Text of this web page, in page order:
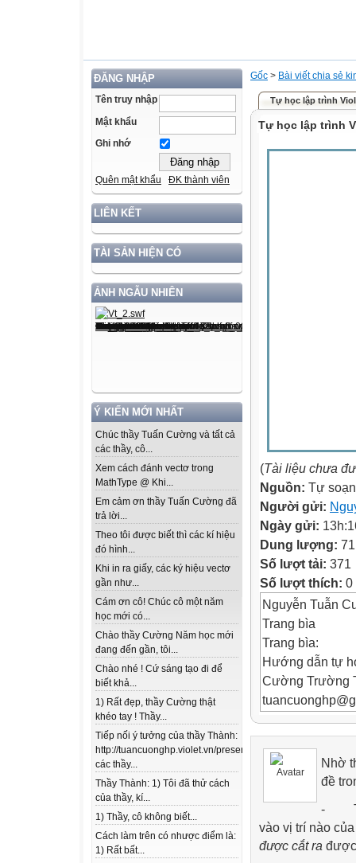
ĐĂNG NHẬP
Tên truy nhập
Mật khẩu
Ghi nhớ
Quên mật khẩu ĐK thành viên
LIÊN KẾT
TÀI SẢN HIỆN CÓ
ẢNH NGẪU NHIÊN
Ý KIẾN MỚI NHẤT
Chúc thầy Tuấn Cường và tất cả
các thầy, cô...
Xem cách đánh vectơ trong
MathType @ Khi...
Em cảm ơn thầy Tuấn Cường đã
trả lời...
Theo tôi được biết thì các kí hiệu
đó hình...
Khi in ra giấy, các ký hiệu vectơ
gần như...
Cám ơn cô! Chúc cô một năm
học mới có...
Chào thầy Cường Năm học mới
đang đến gần, tôi...
Chào nhé ! Cứ sáng tạo đi để
biết khả...
1) Rất đẹp, thầy Cường thật
khéo tay ! Thầy...
Tiếp nối ý tưởng của thầy Thành:
http://tuancuonghp.violet.vn/present/show/entry_id/
các thầy...
Thầy Thành: 1) Tôi đã thử cách
của thầy, kí...
1) Thầy, cô không biết...
Cách làm trên có nhược điểm là:
1) Rất bất...
Gốc > Bài viết chia sẻ
Tự học lập trình
Tự học lập trình
(Tài liệu chưa
Nguồn: Tự soạn
Người gửi:
Ngày gửi:
Dung lượng:
Số lượt tải: 371
Số lượt thích: 0
Nguyễn Tuẫn
Trang bìa
Trang bìa:
Hướng dẫn tự
Cường Trường
Nhờ
đề
-
vào vị trí nào
được cắt ra